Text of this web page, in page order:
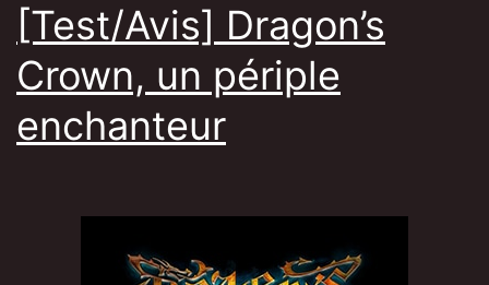
[Test/Avis] Dragon’s
Crown, un périple
enchanteur